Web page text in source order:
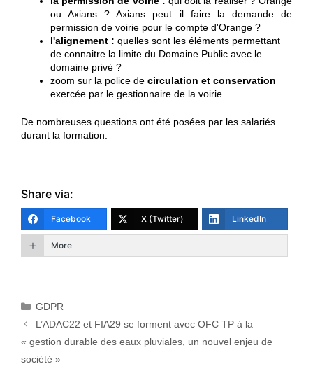
ou Axians ? Axians peut il faire la demande de
permission de voirie pour le compte d'Orange ?
l'alignement : quelles sont les éléments permettant
de connaitre la limite du Domaine Public avec le
domaine privé ?
zoom sur la police de circulation et conservation
exercée par le gestionnaire de la voirie.
De nombreuses questions ont été posées par les salariés
durant la formation.
Share via:
Facebook X (Twitter) LinkedIn
More
GDPR
L’ADAC22 et FIA29 se forment avec OFC TP à la
« gestion durable des eaux pluviales, un nouvel enjeu de
société »